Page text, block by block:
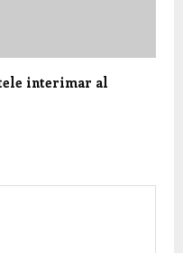
interimar al